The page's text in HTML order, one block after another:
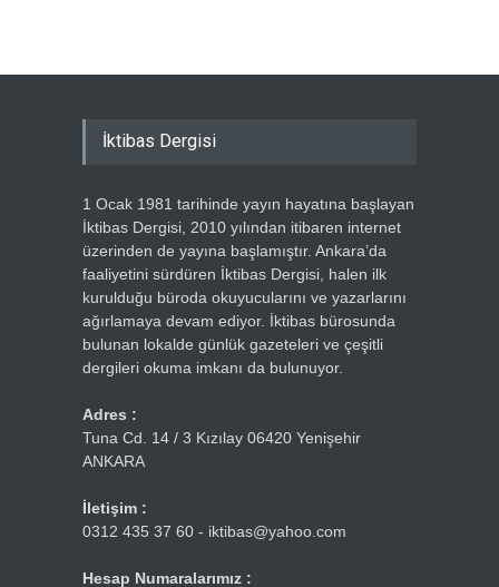
İktibas Dergisi
1 Ocak 1981 tarihinde yayın hayatına başlayan
İktibas Dergisi, 2010 yılından itibaren internet
üzerinden de yayına başlamıştır. Ankara’da
faaliyetini sürdüren İktibas Dergisi, halen ilk
kurulduğu büroda okuyucularını ve yazarlarını
ağırlamaya devam ediyor. İktibas bürosunda
bulunan lokalde günlük gazeteleri ve çeşitli
dergileri okuma imkanı da bulunuyor.
Adres :
Tuna Cd. 14 / 3 Kızılay 06420 Yenişehir
ANKARA
İletişim :
0312 435 37 60 - iktibas@yahoo.com
Hesap Numaralarımız :